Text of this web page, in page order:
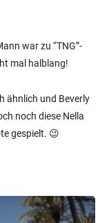
war zu “TNG”-
mal halblang!
ähnlich und Beverly
noch diese Nella
gespielt. 😉